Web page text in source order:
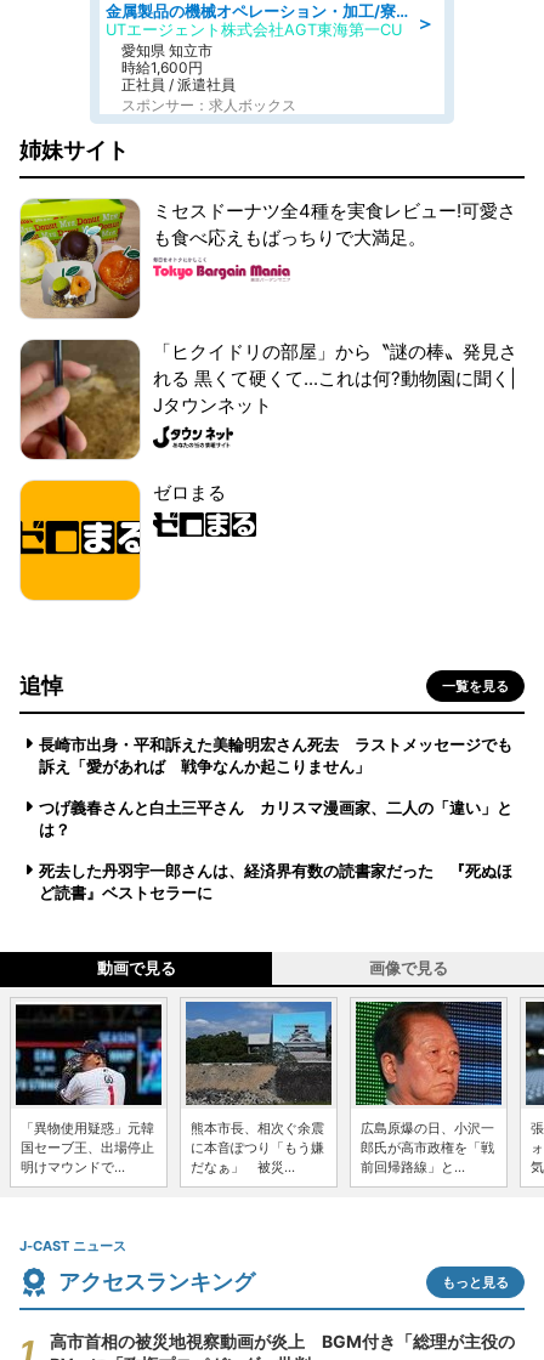
＞
金属製品の機械オペレーション・加工/寮完備/日払い/工場・製造
UTエージェント株式会社AGT東海第一CU
愛知県 知立市
時給1,600円
正社員 / 派遣社員
スポンサー：求人ボックス
姉妹サイト
ミセスドーナツ全4種を実食レビュー!可愛さ
も食べ応えもばっちりで大満足。
「ヒクイドリの部屋」から〝謎の棒〟発見さ
れる 黒くて硬くて...これは何?動物園に聞く|
Jタウンネット
ゼロまる
追悼 一覧を見る
長崎市出身・平和訴えた美輪明宏さん死去 ラストメッセージでも
訴え「愛があれば 戦争なんか起こりません」
つげ義春さんと白土三平さん カリスマ漫画家、二人の「違い」と
は？
死去した丹羽宇一郎さんは、経済界有数の読書家だった 『死ぬほ
ど読書』ベストセラーに
動画で見る 画像で見る
「異物使用疑惑」元韓
国セーブ王、出場停止
明けマウンドで...
熊本市長、相次ぐ余震
に本音ぽつり「もう嫌
だなぁ」 被災...
広島原爆の日、小沢一
郎氏が高市政権を「戦
前回帰路線」と...
J-CAST ニュース
アクセスランキング もっと見る
高市首相の被災地視察動画が炎上 BGM付き「総理が主役の